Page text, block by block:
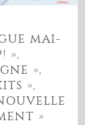
MAI-
»,
»,
»,
»